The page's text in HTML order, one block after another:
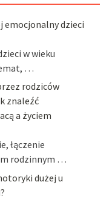
emocjonalny dzieci
w wieku
…
rodziców
znaleźć
a życiem
łączenie
rodzinnym …
dużej u